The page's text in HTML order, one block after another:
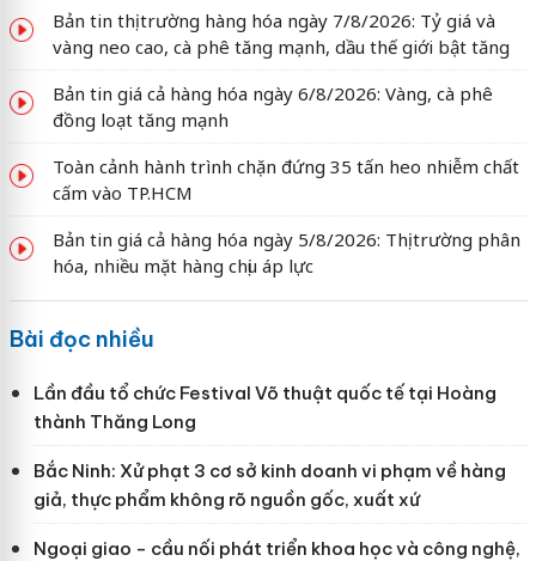
Bản tin thị trường hàng hóa ngày 7/8/2026: Tỷ giá và
vàng neo cao, cà phê tăng mạnh, dầu thế giới bật tăng
Bản tin giá cả hàng hóa ngày 6/8/2026: Vàng, cà phê
đồng loạt tăng mạnh
Toàn cảnh hành trình chặn đứng 35 tấn heo nhiễm chất
cấm vào TP.HCM
Bản tin giá cả hàng hóa ngày 5/8/2026: Thị trường phân
hóa, nhiều mặt hàng chịu áp lực
Bài đọc nhiều
Lần đầu tổ chức Festival Võ thuật quốc tế tại Hoàng
thành Thăng Long
Bắc Ninh: Xử phạt 3 cơ sở kinh doanh vi phạm về hàng
giả, thực phẩm không rõ nguồn gốc, xuất xứ
Ngoại giao - cầu nối phát triển khoa học và công nghệ,